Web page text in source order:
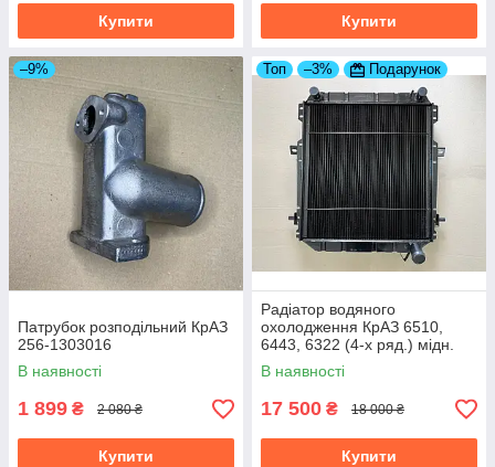
Купити Купити
–9%
Патрубок розподільний КрАЗ
256-1303016
В наявності
1 899 ₴ 2 080 ₴
Купити
Топ –3% Подарунок
Радіатор водяного
охолодження КрАЗ 6510,
6443, 6322 (4-х ряд.) мідн.
вир-во Туреччина 6437-
1301010-10
В наявності
17 500 ₴ 18 000 ₴
Купити